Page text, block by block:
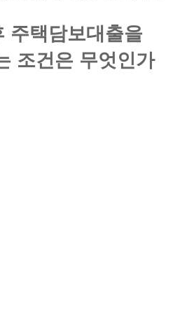
주택담보대출을
조건은 무엇인가